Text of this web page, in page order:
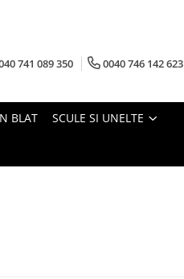
741 089 350 0040 746 142 623
BLAT SCULE SI UNELTE